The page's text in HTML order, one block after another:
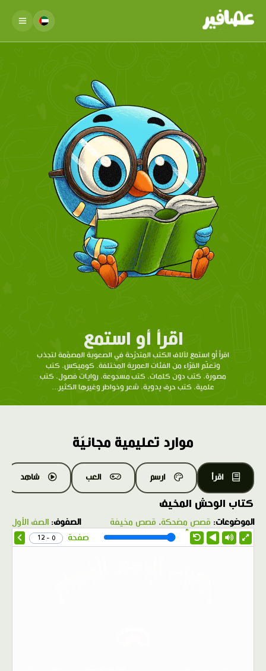
اقرأ أو استمع
اقرأ أو استمع لآلاف الكتب المتدرّحة في الصعوبة المصمّمة لتجذب
وتعلّم القرّاء من الفئات العمرية المختلفة. كوميكس، كتب
مصورة، كتب دون كلمات، كتب مسجوعة، روايات فصول، كتب
علمية، كتب حرف يدوية، شعر وخواطر وغيرها الكثير...
موارد تعليمية مجانيّة
اقرأ ارسم العب شاهد
كتاب الوحش المخيف
الموضوعات: قصص مضحكة، قصص مخيفة الصفوف: الصف الأول
1.0X
صفحة 0 - 12